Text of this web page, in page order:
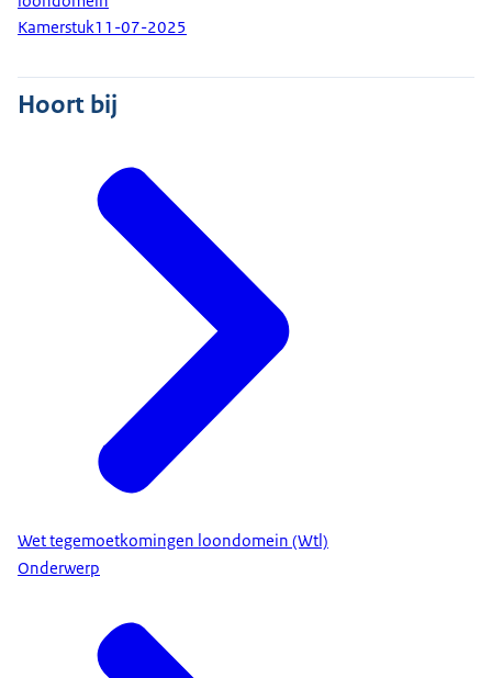
Kamerstuk11-07-2025
Hoort bij
Wet tegemoetkomingen loondomein (Wtl)
Onderwerp